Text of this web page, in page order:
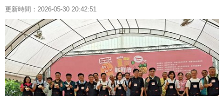
更新時間：2026-05-30 20:42:51